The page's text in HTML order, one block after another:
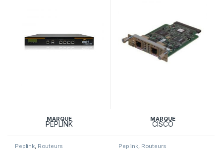
MARQUE
PEPLINK
MARQUE
CISCO
Peplink Routeurs Peplink Routeurs